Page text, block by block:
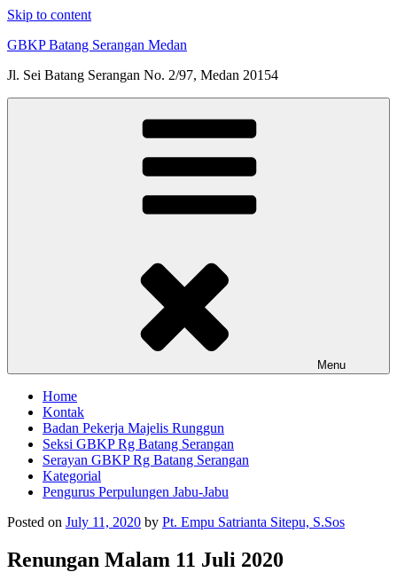
Skip to content
GBKP Batang Serangan Medan
Jl. Sei Batang Serangan No. 2/97, Medan 20154
Menu
Home
Kontak
Badan Pekerja Majelis Runggun
Seksi GBKP Rg Batang Serangan
Serayan GBKP Rg Batang Serangan
Kategorial
Pengurus Perpulungen Jabu-Jabu
Posted on July 11, 2020 by Pt. Empu Satrianta Sitepu, S.Sos
Renungan Malam 11 Juli 2020